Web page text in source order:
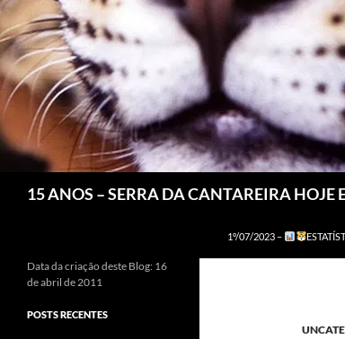
15 ANOS – SERRA DA CANTAREIRA
1º/07/2023 –
Data da criação deste Blog: 16
de abril de 2011
POSTS RECENTES